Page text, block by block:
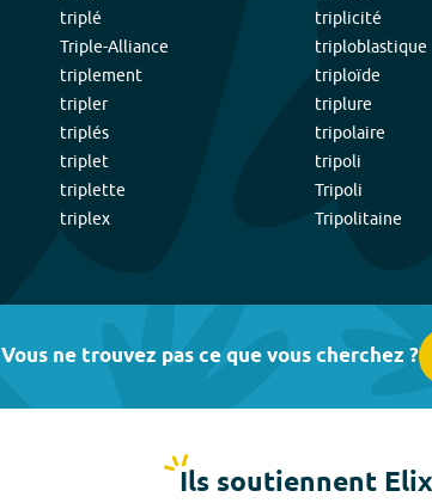
triplé
Triple-Alliance
triplement
tripler
triplés
triplet
triplette
triplex
triplicité
triploblastique
triploïde
triplure
tripolaire
tripoli
Tripoli
Tripolitaine
Vous ne trouvez pas ce que vous cherchez ?
Ils soutiennent Elix